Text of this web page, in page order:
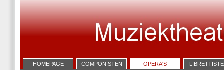
HOMEPAGE COMPONISTEN OPERA'S